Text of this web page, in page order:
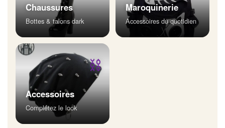
Chaussures
Bottes & talons dark
Maroquinerie
Accessoires du quotidien
⛓
Accessoires
Complétez le look